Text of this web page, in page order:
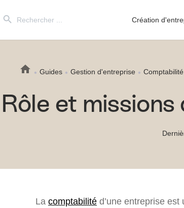
for:
Création
Guides Gestion d'entreprise Comptabilité
Rôle et
La comptabilité d’une entreprise